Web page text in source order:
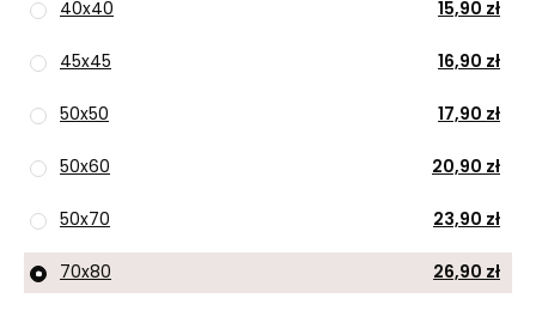
40x40 15,90 zł
45x45 16,90 zł
50x50 17,90 zł
50x60 20,90 zł
50x70 23,90 zł
70x80 26,90 zł